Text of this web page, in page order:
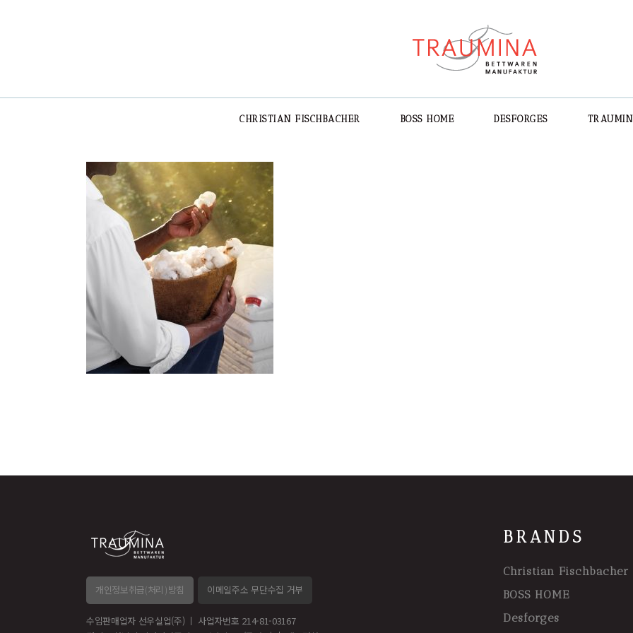
CHRISTIAN FISCHBACHER BOSS HOME DESFORGES
개인정보취급(처리)방침 이메일주소 무단수집 거부
수입판매업자 선우실업(주)
사업자번호 214-81-03167
BRANDS
Christian Fischbacher
BOSS HOME
Desforges